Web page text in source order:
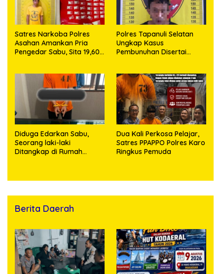
Satres Narkoba Polres
Asahan Amankan Pria
Pengedar Sabu, Sita 19,60
Polres Tapanuli Selatan
Ungkap Kasus
Pembunuhan Disertai
Ditangkap
Diduga Edarkan Sabu,
Seorang laki-laki
Ditangkap di Rumah
Dua Kali Perkosa Pelajar,
Satres PPAPPO Polres Karo
Ringkus Pemuda
Berita Daerah